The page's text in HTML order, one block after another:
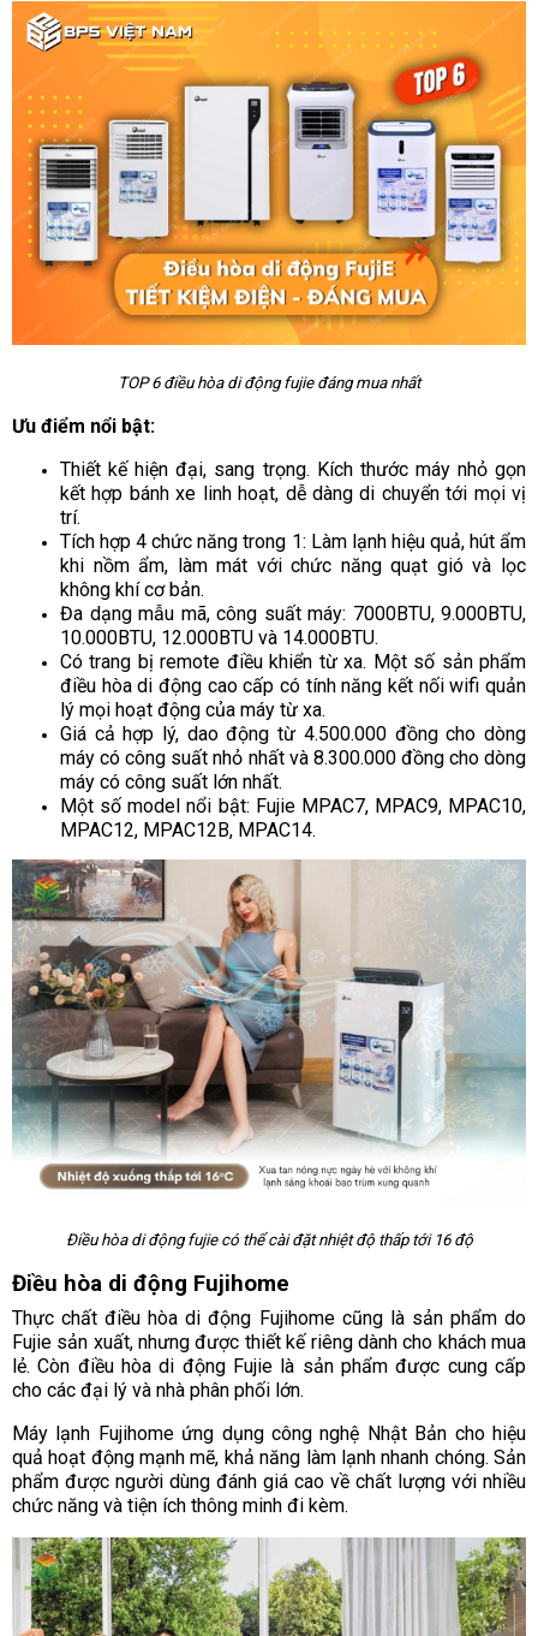
TOP 6 điều hòa di động fujie đáng mua nhất
Ưu điểm nổi bật:
Thiết kế hiện đại, sang trọng. Kích thước máy nhỏ gọn
kết hợp bánh xe linh hoạt, dễ dàng di chuyển tới mọi vị
trí.
Tích hợp 4 chức năng trong 1: Làm lạnh hiệu quả, hút ẩm
khi nồm ẩm, làm mát với chức năng quạt gió và lọc
không khí cơ bản.
Đa dạng mẫu mã, công suất máy: 7000BTU, 9.000BTU,
10.000BTU, 12.000BTU và 14.000BTU.
Có trang bị remote điều khiển từ xa. Một số sản phẩm
điều hòa di động cao cấp có tính năng kết nối wifi quản
lý mọi hoạt động của máy từ xa.
Giá cả hợp lý, dao động từ 4.500.000 đồng cho dòng
máy có công suất nhỏ nhất và 8.300.000 đồng cho dòng
máy có công suất lớn nhất.
Một số model nổi bật: Fujie MPAC7, MPAC9, MPAC10,
MPAC12, MPAC12B, MPAC14.
Điều hòa di động fujie có thể cài đặt nhiệt độ thấp tới 16 độ
Điều hòa di động Fujihome
Thực chất điều hòa di động Fujihome cũng là sản phẩm do
Fujie sản xuất, nhưng được thiết kế riêng dành cho khách mua
lẻ. Còn điều hòa di động Fujie là sản phẩm được cung cấp
cho các đại lý và nhà phân phối lớn.
Máy lạnh Fujihome ứng dụng công nghệ Nhật Bản cho hiệu
quả hoạt động mạnh mẽ, khả năng làm lạnh nhanh chóng. Sản
phẩm được người dùng đánh giá cao về chất lượng với nhiều
chức năng và tiện ích thông minh đi kèm.